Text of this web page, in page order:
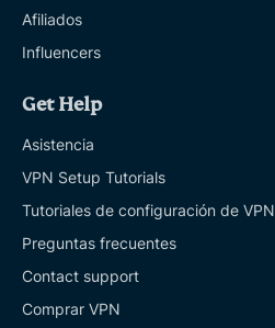
Afiliados
Influencers
Get Help
Asistencia
VPN Setup Tutorials
Tutoriales de configuración de VPN
Preguntas frecuentes
Contact support
Comprar VPN